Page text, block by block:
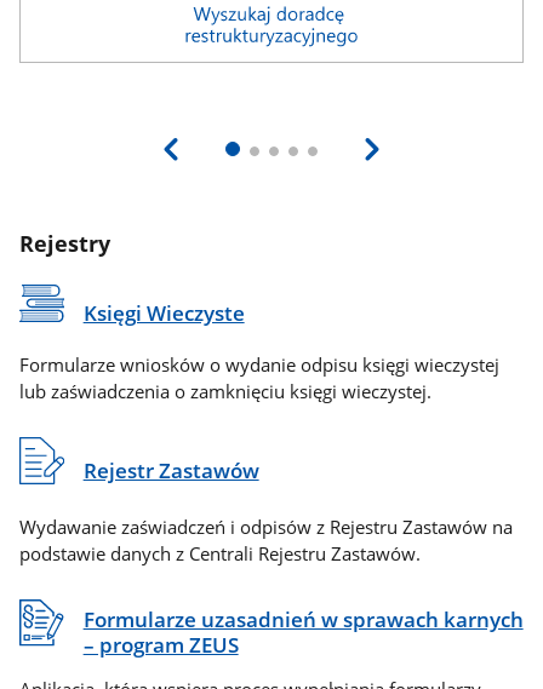
Rejestry
Księgi Wieczyste
Formularze wniosków o wydanie odpisu księgi wieczystej
lub zaświadczenia o zamknięciu księgi wieczystej.
Rejestr Zastawów
Wydawanie zaświadczeń i odpisów z Rejestru Zastawów na
podstawie danych z Centrali Rejestru Zastawów.
Formularze uzasadnień w sprawach karnych
– program ZEUS